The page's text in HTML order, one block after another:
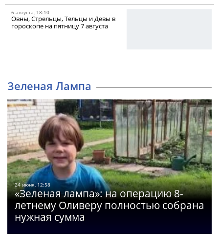
6 августа, 18:10
Овны, Стрельцы, Тельцы и Девы в
гороскопе на пятницу 7 августа
Зеленая Лампа
24 июня, 12:58
«Зеленая лампа»: на операцию 8-
летнему Оливеру полностью собрана
нужная сумма